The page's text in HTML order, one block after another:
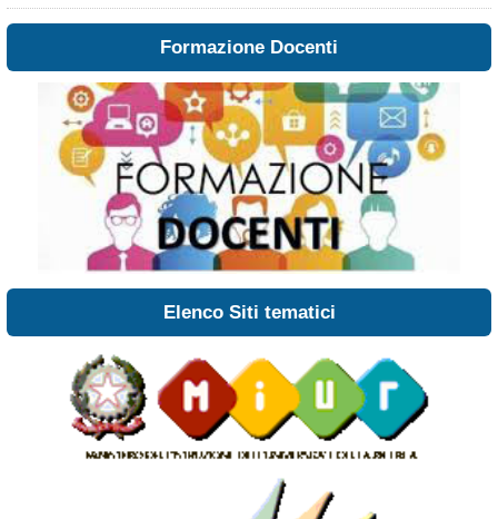
Formazione Docenti
Elenco Siti tematici